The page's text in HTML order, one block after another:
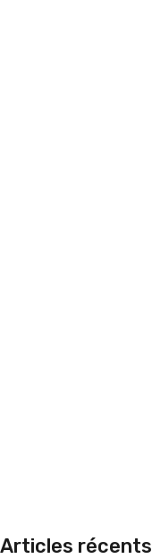
Articles récents